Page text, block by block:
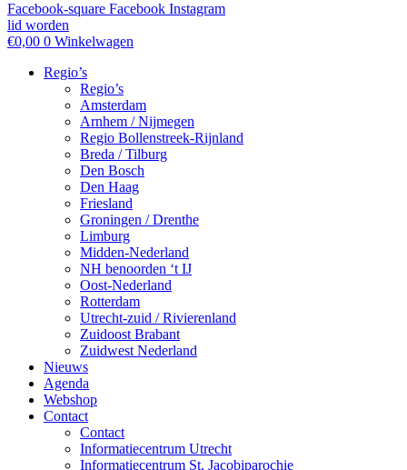
Facebook-square Facebook Instagram
lid worden
€0,00 0 Winkelwagen
Regio’s
Regio’s
Amsterdam
Arnhem / Nijmegen
Regio Bollenstreek-Rijnland
Breda / Tilburg
Den Bosch
Den Haag
Friesland
Groningen / Drenthe
Limburg
Midden-Nederland
NH benoorden ‘t IJ
Oost-Nederland
Rotterdam
Utrecht-zuid / Rivierenland
Zuidoost Brabant
Zuidwest Nederland
Nieuws
Agenda
Webshop
Contact
Contact
Informatiecentrum Utrecht
Informatiecentrum St. Jacobiparochie